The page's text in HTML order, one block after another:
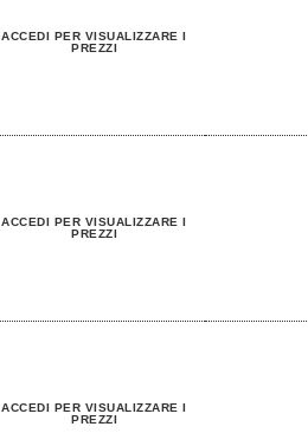
ACCEDI PER VISUALIZZARE I
PREZZI
ACCEDI PER VISUALIZZARE I
PREZZI
ACCEDI PER VISUALIZZARE I
PREZZI